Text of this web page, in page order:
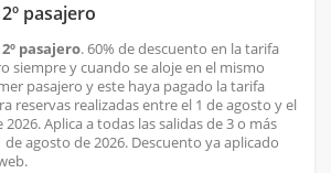
pasajero
pasajero. 60% de descuento en la tarifa
siempre y cuando se aloje en el mismo
pasajero y este haya pagado la tarifa
reservas realizadas entre el 1 de agosto y el
Aplica a todas las salidas de 3 o más
agosto de 2026. Descuento ya aplicado